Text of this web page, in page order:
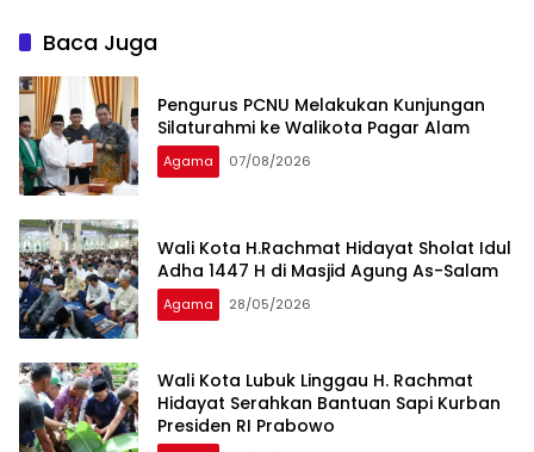
Baca Juga
Pengurus PCNU Melakukan Kunjungan
Silaturahmi ke Walikota Pagar Alam
Agama 07/08/2026
Wali Kota H.Rachmat Hidayat Sholat Idul
Adha 1447 H di Masjid Agung As-Salam
Agama 28/05/2026
Wali Kota Lubuk Linggau H. Rachmat
Hidayat Serahkan Bantuan Sapi Kurban
Presiden RI Prabowo